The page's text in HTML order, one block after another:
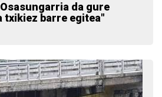
da gure
txikiez barre egitea"